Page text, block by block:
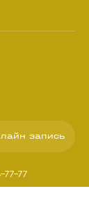
77-77
запись